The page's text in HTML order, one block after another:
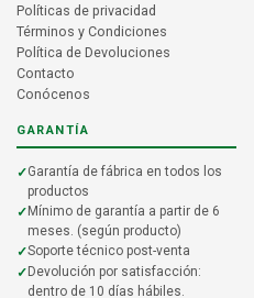
Políticas de privacidad
Términos y Condiciones
Política de Devoluciones
Contacto
Conócenos
GARANTÍA
Garantía de fábrica en todos los
productos
Mínimo de garantía a partir de 6
meses. (según producto)
Soporte técnico post-venta
Devolución por satisfacción:
dentro de 10 días hábiles.